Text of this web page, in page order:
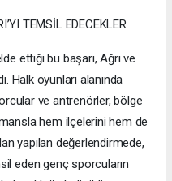
TEMSİL EDECEKLER
ettiği bu başarı, Ağrı ve
Halk oyunları alanında
ve antrenörler, bölge
hem ilçelerini hem de
yapılan değerlendirmede,
eden genç sporcuların